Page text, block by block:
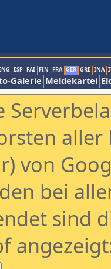
ESP FAI FIN FRA GER GRE INA
Galerie Meldekartei
aller
von
bei
sind